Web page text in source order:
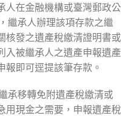
人在金融機構或臺灣郵政公
繼承人辦理該項存款之繼
核發之遺產稅繳清證明書或
入被繼承人之遺產申報遺產
即可逕提該筆存款。
承移轉免附遺產稅繳清或
用現金之需要，申報遺產稅